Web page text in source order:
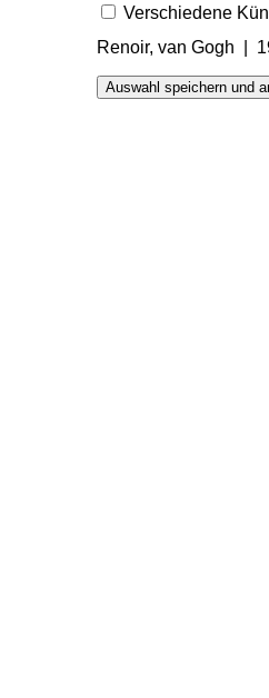
Verschiedene
Renoir, van Gogh |